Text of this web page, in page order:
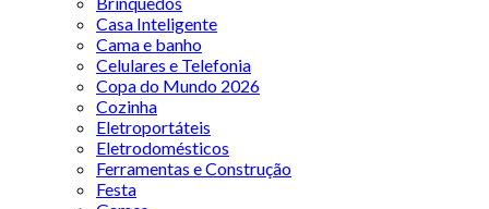
Casa Inteligente
Cama e banho
Celulares e Telefonia
Copa do Mundo 2026
Cozinha
Eletroportáteis
Eletrodomésticos
Ferramentas e Construção
Festa